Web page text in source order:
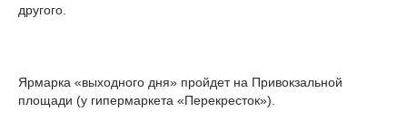
другого.
Ярмарка «выходного дня» пройдет на Привокзальной
площади (у гипермаркета «Перекресток»).